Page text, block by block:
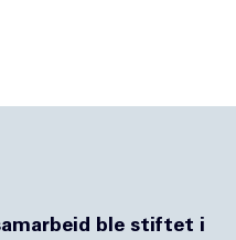
ble stiftet i